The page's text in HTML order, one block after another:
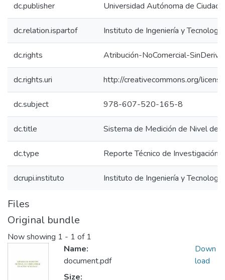
dc.publisher Universidad Autónoma de Ciudad
dc.relation.ispartof Instituto de Ingeniería y Tecnología
dc.rights Atribución-NoComercial-
dc.rights.uri http://creativecommons.org/
dc.subject 978-607-520-165-8
dc.title Sistema de Medición de Nivel de
dc.type Reporte Técnico de Investigación
dcrupi.instituto Instituto de Ingeniería y Tecnología
Files
Original bundle
Now showing 1 - 1 of 1
Name:
document.pdf
Size:
Down
load